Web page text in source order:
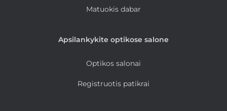
Matuokis dabar
Apsilankykite optikose salone
Optikos salonai
Registruotis patikrai